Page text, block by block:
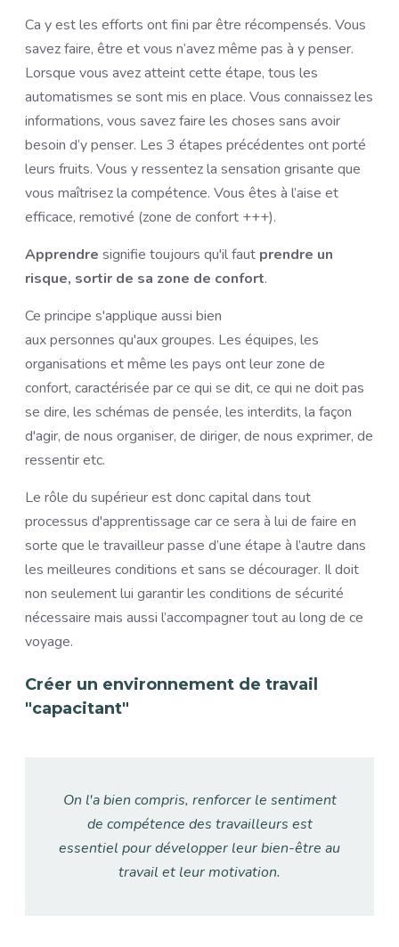
Ca y est les efforts ont fini par être récompensés. Vous
savez faire, être et vous n’avez même pas à y penser.
Lorsque vous avez atteint cette étape, tous les
automatismes se sont mis en place. Vous connaissez les
informations, vous savez faire les choses sans avoir
besoin d’y penser. Les 3 étapes précédentes ont porté
leurs fruits. Vous y ressentez la sensation grisante que
vous maîtrisez la compétence. Vous êtes à l’aise et
efficace, remotivé (zone de confort +++).
Apprendre signifie toujours qu'il faut prendre un
risque, sortir de sa zone de confort.
Ce principe s'applique aussi bien
aux personnes qu'aux groupes. Les équipes, les
organisations et même les pays ont leur zone de
confort, caractérisée par ce qui se dit, ce qui ne doit pas
se dire, les schémas de pensée, les interdits, la façon
d'agir, de nous organiser, de diriger, de nous exprimer, de
ressentir etc.
Le rôle du supérieur est donc capital dans tout
processus d'apprentissage car ce sera à lui de faire en
sorte que le travailleur passe d’une étape à l’autre dans
les meilleures conditions et sans se décourager. Il doit
non seulement lui garantir les conditions de sécurité
nécessaire mais aussi l’accompagner tout au long de ce
voyage.
Créer un environnement de travail
"capacitant"
On l'a bien compris, renforcer le sentiment
de compétence des travailleurs est
essentiel pour développer leur bien-être au
travail et leur motivation.